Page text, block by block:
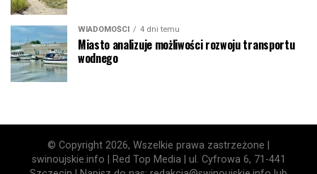
WIADOMOŚCI 4 dni temu
Miasto analizuje możliwości rozwoju transportu
wodnego
© Copyright 2026, Wszelkie prawa zastrzeżone |
swinoujskie.info | Red Top Media | ul. Cyfrowa 6, 71-441